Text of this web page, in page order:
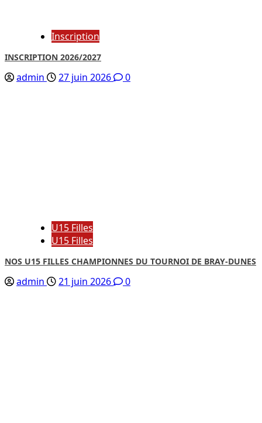
Inscription
INSCRIPTION 2026/2027
admin 27 juin 2026 0
U15 Filles
U15 Filles
NOS U15 FILLES CHAMPIONNES DU TOURNOI DE BRAY-DUNES
admin 21 juin 2026 0